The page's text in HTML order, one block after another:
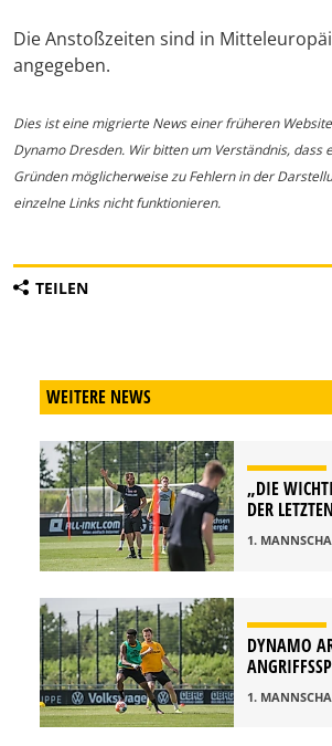
Die Anstoßzeiten sind in
angegeben.
Dies ist eine migrierte News einer früheren
Dynamo Dresden. Wir bitten um Verständnis, dass
Gründen möglicherweise zu Fehlern in der
einzelne Links nicht funktionieren.
TEILEN
WEITERE NEWS
„DIE
DER
1.
DYNAMO
1.